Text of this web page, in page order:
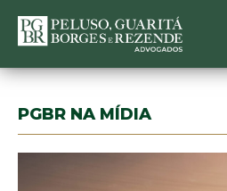
PGBR NA MÍDIA